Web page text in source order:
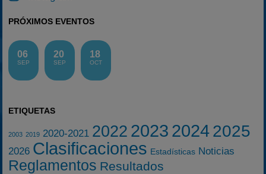
PRÓXIMOS EVENTOS
06
SEP
20
SEP
18
OCT
ETIQUETAS
2003 2019 2020-2021 2022 2023 20242025
2026 Clasificaciones Estadísticas Noticias
Reglamentos Resultados